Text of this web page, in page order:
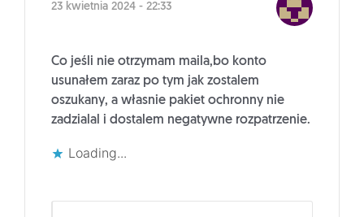
23 kwietnia 2024 - 22:33
Co jeśli nie otrzymam maila,bo konto
usunałem zaraz po tym jak zostalem
oszukany, a własnie pakiet ochronny nie
zadzialal i dostalem negatywne rozpatrzenie.
Loading...